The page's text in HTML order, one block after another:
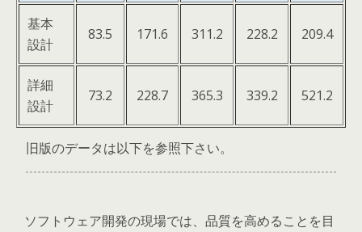
基本
設計
83.5 171.6 311.2 228.2 209.4
詳細
設計
73.2 228.7 365.3 339.2 521.2
旧版のデータは以下を参照下さい。
ソフトウェア開発の現場では、品質を高めることを目